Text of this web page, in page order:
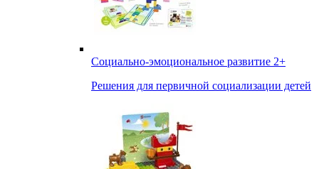
Социально-эмоциональное развитие 2+
Решения для первичной социализации детей